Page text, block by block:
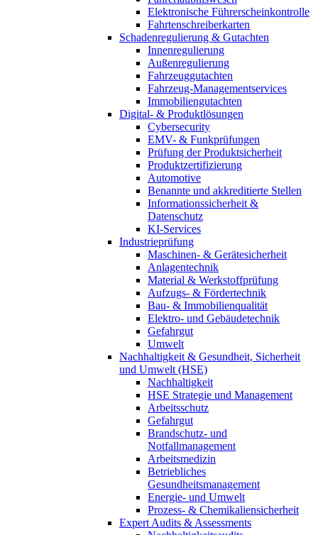
Elektronische Führerscheinkontrolle
Fahrtenschreiberkarten
Schadenregulierung & Gutachten
Innenregulierung
Außenregulierung
Fahrzeuggutachten
Fahrzeug-Managementservices
Immobiliengutachten
Digital- & Produktlösungen
Cybersecurity
EMV- & Funkprüfungen
Prüfung der Produktsicherheit
Produktzertifizierung
Automotive
Benannte und akkreditierte Stellen
Informationssicherheit &
Datenschutz
KI-Services
Industrieprüfung
Maschinen- & Gerätesicherheit
Anlagentechnik
Material & Werkstoffprüfung
Aufzugs- & Fördertechnik
Bau- & Immobilienqualität
Elektro- und Gebäudetechnik
Gefahrgut
Umwelt
Nachhaltigkeit & Gesundheit, Sicherheit
und Umwelt (HSE)
Nachhaltigkeit
HSE Strategie und Management
Arbeitsschutz
Gefahrgut
Brandschutz- und
Notfallmanagement
Arbeitsmedizin
Betriebliches
Gesundheitsmanagement
Energie- und Umwelt
Prozess- & Chemikaliensicherheit
Expert Audits & Assessments